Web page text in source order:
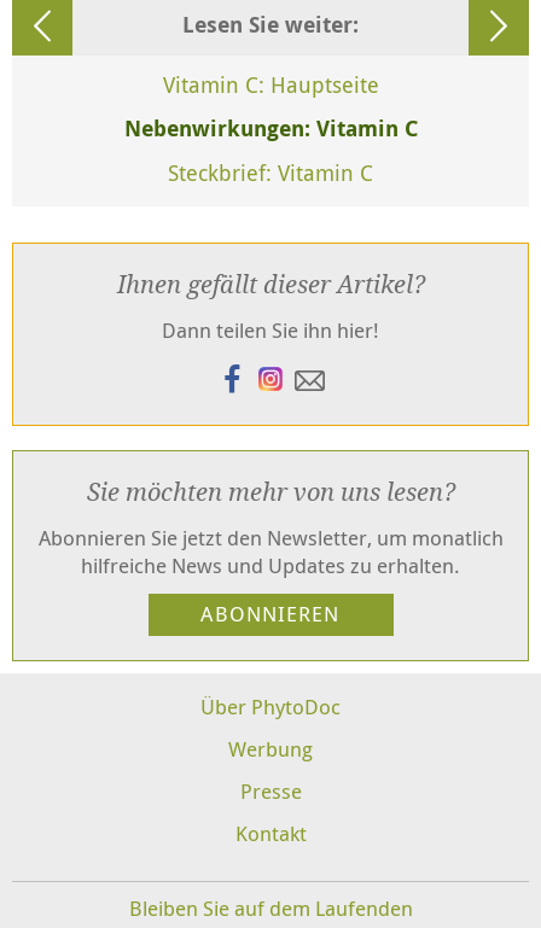
Lesen Sie weiter:
Vitamin C: Hauptseite
Nebenwirkungen: Vitamin C
Steckbrief: Vitamin C
Ihnen gefällt dieser Artikel?
Dann teilen Sie ihn hier!
Sie möchten mehr von uns lesen?
Abonnieren Sie jetzt den Newsletter, um monatlich
hilfreiche News und Updates zu erhalten.
Über PhytoDoc
Werbung
Presse
Kontakt
Bleiben Sie auf dem Laufenden